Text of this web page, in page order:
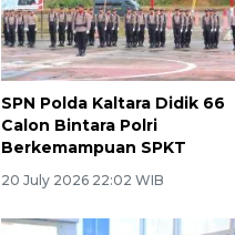
SPN Polda Kaltara Didik 66
Calon Bintara Polri
Berkemampuan SPKT
20 July 2026 22:02 WIB